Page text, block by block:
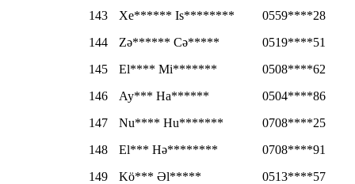
143
Xe****** Is********
0559****28
144
Zə****** Cə*****
0519****51
145
El**** Mi*******
0508****62
146
Ay*** Ha******
0504****86
147
Nu**** Hu*******
0708****25
148
El*** Hə********
0708****91
149
Kö*** Əl*****
0513****57